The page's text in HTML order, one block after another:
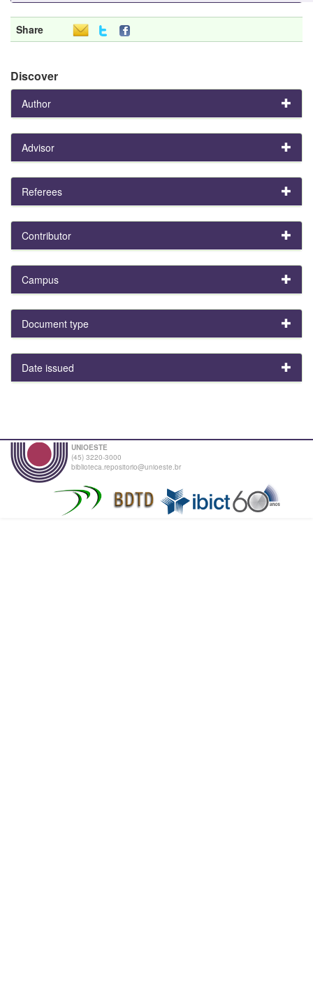
Share
Discover
Author
Advisor
Referees
Contributor
Campus
Document type
Date issued
UNIOESTE
(45) 3220-3000
biblioteca.repositorio@unioeste.br